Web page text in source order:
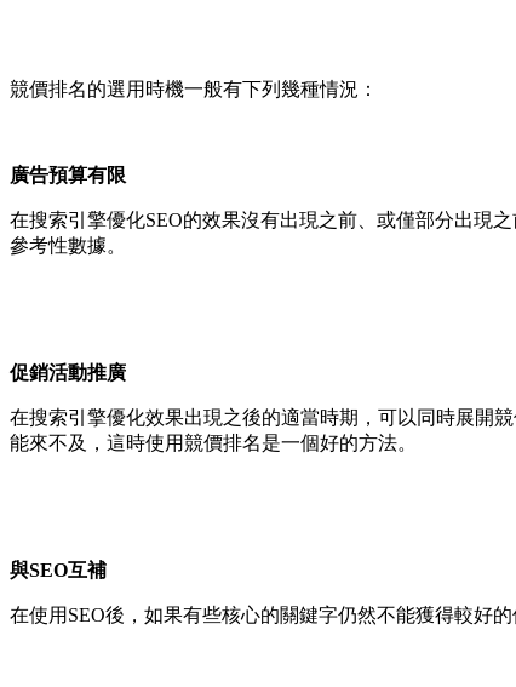
競價排名的選用時機一般有下列幾種情況：
廣告預算有限
在搜索引擎優化SEO的效果沒有出現之前、或僅部分出現
參考性數據。
促銷活動推廣
在搜索引擎優化效果出現之後的適當時期，可以同時展開
能來不及，這時使用競價排名是一個好的方法。
與SEO互補
在使用SEO後，如果有些核心的關鍵字仍然不能獲得較好